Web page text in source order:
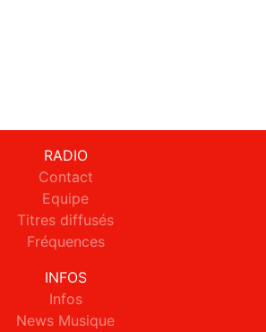
RADIO
Contact
Equipe
Titres diffusés
Fréquences
INFOS
Infos
News Musique